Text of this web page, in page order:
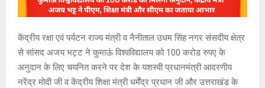
केंद्रीय रक्षा एवं पर्यटन राज्य मंत्री व नैनीताल उधम सिंह नगर संसदीय क्षेत्र
से सांसद अजय भट्ट ने कुमाऊं विश्वविद्यालय को 100 करोड रुपए के
अनुदान के लिए चयनित करने पर देश के यशस्वी प्रधानमंत्री आदरणीय
नरेंद्र मोदी जी व केंद्रीय शिक्षा मंत्री धर्मेंद्र प्रधान जी और उत्तराखंड के